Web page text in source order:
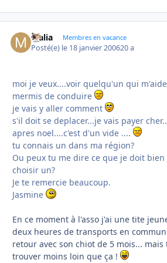
Malia Membres en vacance
Posté(e) le 18 janvier 200620 a
moi je veux....voir quelqu'un qui
mermis de conduire
je vais y aller comment
s'il doit se deplacer...je vais payer
apres noel....c'est d'un vide ....
tu connais un dans ma région?
Ou peux tu me dire ce que je doit
choisir un?
Je te remercie beaucoup.
Jasmine
En ce moment à l'asso j'ai une tite
deux heures de transports en
retour avec son chiot de 5 mois...
trouver moins loin que ça !